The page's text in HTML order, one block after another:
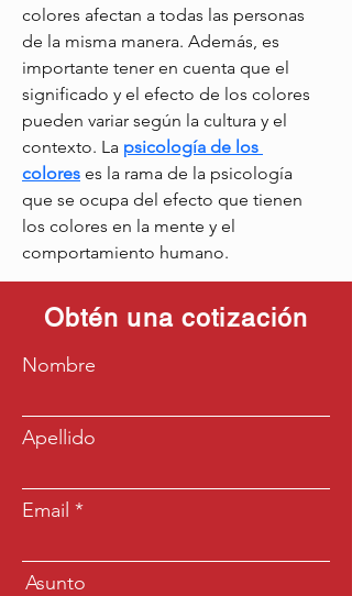
colores afectan a todas las personas
de la misma manera. Además, es
importante tener en cuenta que el
significado y el efecto de los colores
pueden variar según la cultura y el
contexto. La psicología de los
colores es la rama de la psicología
que se ocupa del efecto que tienen
los colores en la mente y el
comportamiento humano.
Obtén una cotización
Nombre
Apellido
Email
Asunto